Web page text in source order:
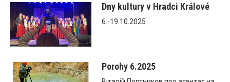
Dny kultury v Hradci Králové
6.-19.10.2025
Porohy 6.2025